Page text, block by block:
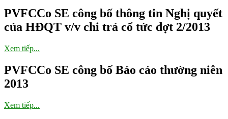
PVFCCo SE công bố thông tin Nghị quyết
của HĐQT v/v chi trả cổ tức đợt 2/2013
Xem tiếp...
PVFCCo SE công bố Báo cáo thường niên
2013
Xem tiếp...